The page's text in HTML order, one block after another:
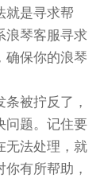
就是寻求帮
浪琴客服寻求
确保你的浪琴
被拧反了，
问题。记住要
无法处理，就
有所帮助，